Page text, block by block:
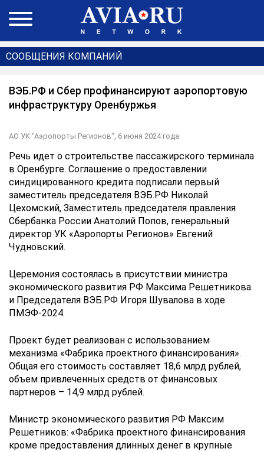
СООБЩЕНИЯ КОМПАНИЙ
ВЭБ.РФ и Сбер профинансируют аэропортовую
инфраструктуру Оренбуржья
АО УК "Аэропорты Регионов", 6 июня 2024 года
Речь идет о строительстве пассажирского терминала
в Оренбурге. Соглашение о предоставлении
синдицированного кредита подписали первый
заместитель председателя ВЭБ.РФ Николай
Цехомский, Заместитель председателя правления
Сбербанка России Анатолий Попов, генеральный
директор УК «Аэропорты Регионов» Евгений
Чудновский.
Церемония состоялась в присутствии министра
экономического развития РФ Максима Решетникова
и Председателя ВЭБ.РФ Игоря Шувалова в ходе
ПМЭФ-2024.
Проект будет реализован с использованием
механизма «Фабрика проектного финансирования».
Общая его стоимость составляет 18,6 млрд рублей,
объем привлеченных средств от финансовых
партнеров – 14,9 млрд рублей.
Министр экономического развития РФ Максим
Решетников: «Фабрика проектного финансирования
кроме предоставления длинных денег в крупные